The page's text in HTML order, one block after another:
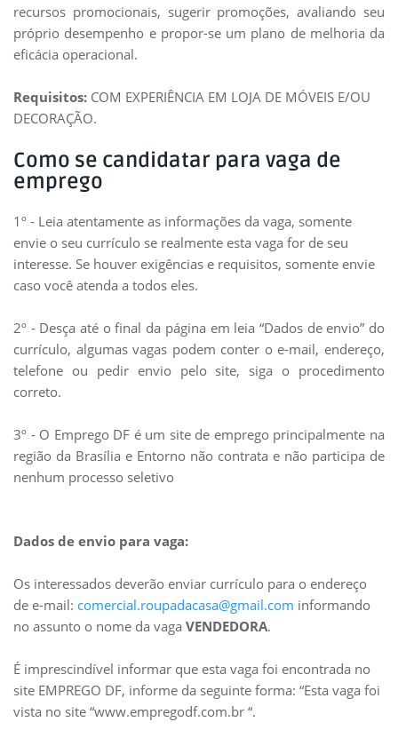
recursos promocionais, sugerir promoções, avaliando seu
próprio desempenho e propor-se um plano de melhoria da
eficácia operacional.
Requisitos: COM EXPERIÊNCIA EM LOJA DE MÓVEIS E/OU
DECORAÇÃO.
Como se candidatar para vaga de
emprego
1º - Leia atentamente as informações da vaga, somente
envie o seu currículo se realmente esta vaga for de seu
interesse. Se houver exigências e requisitos, somente envie
caso você atenda a todos eles.
2º - Desça até o final da página em leia “Dados de envio” do
currículo, algumas vagas podem conter o e-mail, endereço,
telefone ou pedir envio pelo site, siga o procedimento
correto.
3º - O Emprego DF é um site de emprego principalmente na
região da Brasília e Entorno não contrata e não participa de
nenhum processo seletivo
Dados de envio para vaga:
Os interessados deverão enviar currículo para o endereço
de e-mail: comercial.roupadacasa@gmail.com informando
no assunto o nome da vaga VENDEDORA.
É imprescindível informar que esta vaga foi encontrada no
site EMPREGO DF, informe da seguinte forma: “Esta vaga foi
vista no site “www.empregodf.com.br “.